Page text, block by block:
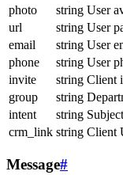
photo
string User
url
string User
email
string User
phone
string User
invite
string Client
group
string
intent
string
crm_link string Client
Message#